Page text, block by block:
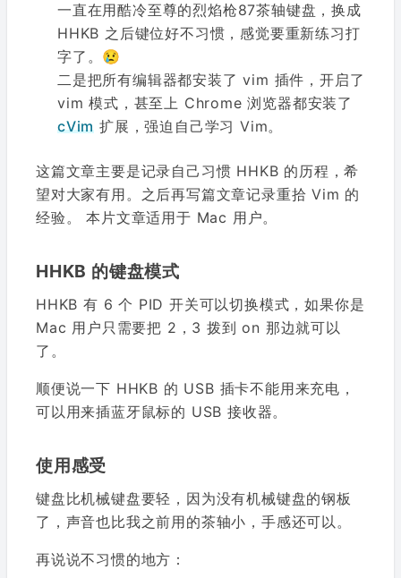
一直在用酷冷至尊的烈焰枪87茶轴键盘，换成
HHKB 之后键位好不习惯，感觉要重新练习打
字了。😢
二是把所有编辑器都安装了 vim 插件，开启了
vim 模式，甚至上 Chrome 浏览器都安装了
cVim 扩展，强迫自己学习 Vim。
这篇文章主要是记录自己习惯 HHKB 的历程，希
望对大家有用。之后再写篇文章记录重拾 Vim 的
经验。 本片文章适用于 Mac 用户。
HHKB 的键盘模式
HHKB 有 6 个 PID 开关可以切换模式，如果你是
Mac 用户只需要把 2，3 拨到 on 那边就可以
了。
顺便说一下 HHKB 的 USB 插卡不能用来充电，
可以用来插蓝牙鼠标的 USB 接收器。
使用感受
键盘比机械键盘要轻，因为没有机械键盘的钢板
了，声音也比我之前用的茶轴小，手感还可以。
再说说不习惯的地方：